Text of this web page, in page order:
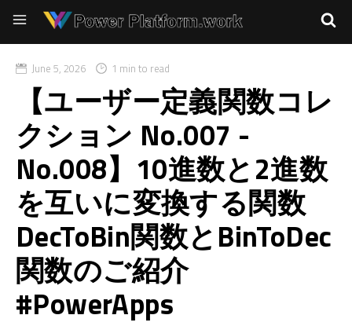
June 5, 2026 1 min to read
【ユーザー定義関数コレ
クション No.007 -
No.008】10進数と2進数
を互いに変換する関数
DecToBin関数とBinToDec
関数のご紹介
#PowerApps